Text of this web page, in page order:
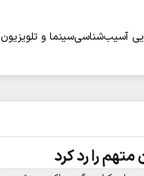
آسیب‌شناسیسینما و تلویزیون
را رد کرد